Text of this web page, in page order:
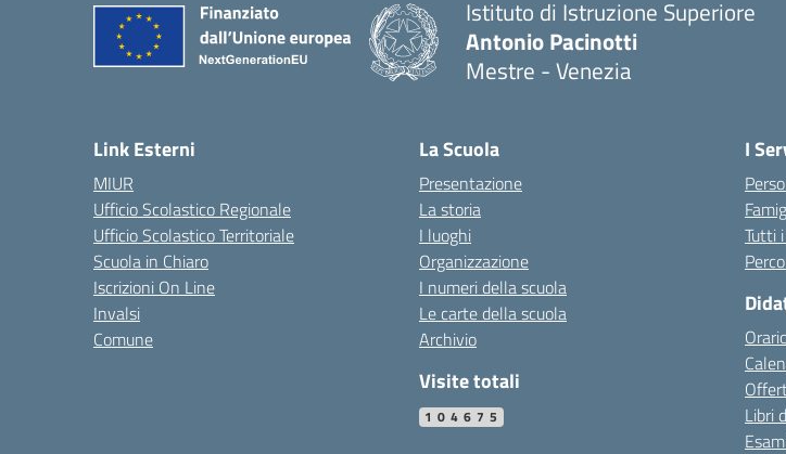
Istituto di Istruzione Superiore
Antonio Pacinotti
Mestre - Venezia
Link Esterni
MIUR
Ufficio Scolastico Regionale
Ufficio Scolastico Territoriale
Scuola in Chiaro
Iscrizioni On Line
Invalsi
Comune
La Scuola
Presentazione
La storia
I luoghi
Organizzazione
I numeri della scuola
Le carte della scuola
Archivio
Visite totali
104675
I
Tutti
Libri